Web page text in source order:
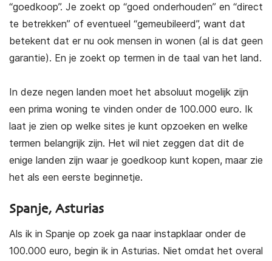
“goedkoop”. Je zoekt op “goed onderhouden” en “direct
te betrekken” of eventueel “gemeubileerd”, want dat
betekent dat er nu ook mensen in wonen (al is dat geen
garantie). En je zoekt op termen in de taal van het land.
In deze negen landen moet het absoluut mogelijk zijn
een prima woning te vinden onder de 100.000 euro. Ik
laat je zien op welke sites je kunt opzoeken en welke
termen belangrijk zijn. Het wil niet zeggen dat dit de
enige landen zijn waar je goedkoop kunt kopen, maar zie
het als een eerste beginnetje.
Spanje, Asturias
Als ik in Spanje op zoek ga naar instapklaar onder de
100.000 euro, begin ik in Asturias. Niet omdat het overal